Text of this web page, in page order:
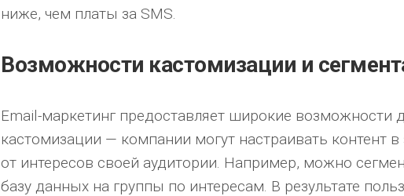
ниже, чем платы за SMS.
Возможности кастомизации и
Email-маркетинг предоставляет широкие возможности
кастомизации — компании могут настраивать контент
от интересов своей аудитории. Например, можно
базу данных на группы по интересам. В результате